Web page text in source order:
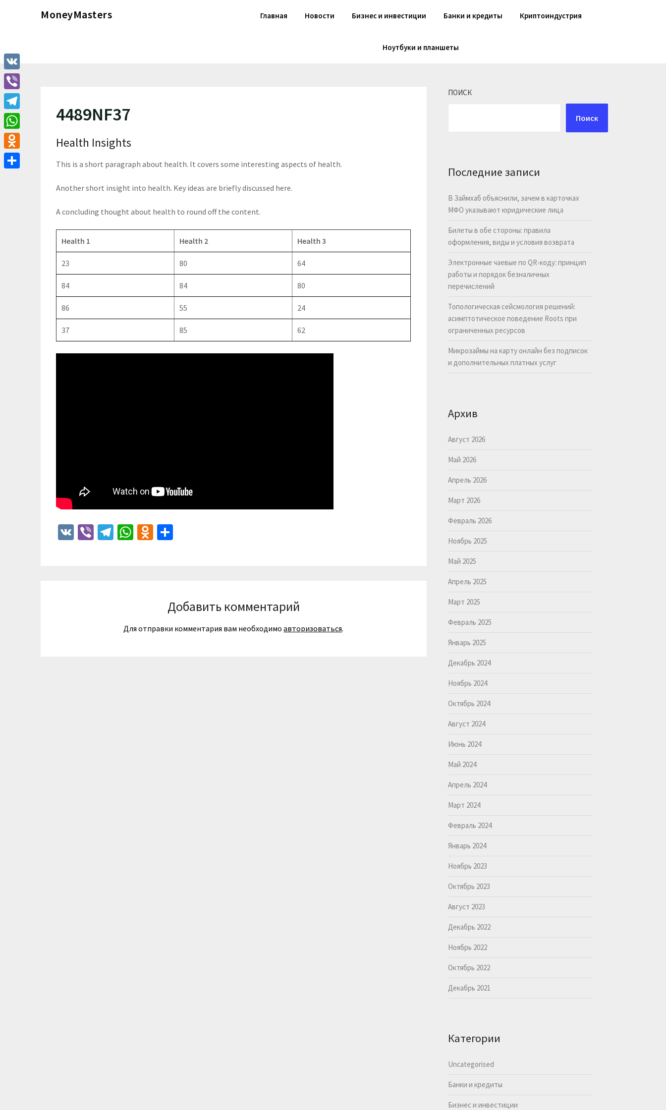
MoneyMasters Главная Новости Бизнес и инвестиции Банки и кредиты Криптоиндустрия
Ноутбуки и планшеты
4489NF37
Health Insights
This is a short paragraph about health. It covers some interesting aspects of health.
Another short insight into health. Key ideas are briefly discussed here.
A concluding thought about health to round off the content.
Health 1 Health 2 Health 3
23 80 64
84 84 80
86 55 24
37 85 62
VK ViberTelegram
WhatsApp
Odnoklassniki
Добавить комментарий
Для отправки комментария вам необходимоавторизоваться.
ПОИСК
Поиск
Последние записи
В Займхаб объяснили, зачем в карточках
МФО указывают юридические лица
Билеты в обе стороны: правила
оформления, виды и условия возврата
Электронные чаевые по QR-коду: принцип
работы и порядок безналичных
перечислений
Топологическая сейсмология решений:
асимптотическое поведение Roots при
ограниченных ресурсов
Микрозаймы на карту онлайн без подписок
и дополнительных платных услуг
Архив
Август 2026
Май 2026
Апрель 2026
Март 2026
Февраль 2026
Ноябрь 2025
Май 2025
Апрель 2025
Март 2025
Февраль 2025
Январь 2025
Декабрь 2024
Ноябрь 2024
Октябрь 2024
Август 2024
Июнь 2024
Май 2024
Апрель 2024
Март 2024
Февраль 2024
Январь 2024
Ноябрь 2023
Октябрь 2023
Август 2023
Декабрь 2022
Ноябрь 2022
Октябрь 2022
Декабрь 2021
Категории
Uncategorised
Банки и кредиты
Бизнес и инвестиции
VK
Viber
Telegram
WhatsApp
Odnoklassniki